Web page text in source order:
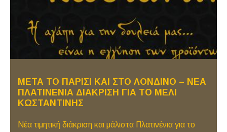
ΜΕΤΆ ΤΟ ΠΑΡΊΣΙ ΚΑΙ ΣΤΟ ΛΟΝΔΊΝΟ – ΝΈΑ
ΠΛΑΤΙΝΈΝΙΑ ΔΙΆΚΡΙΣΗ ΓΙΑ ΤΟ ΜΈΛΙ
ΚΩΣΤΑΝΤΊΝΗΣ
Νέα τιμητική διάκριση και μάλιστα Πλατινένια για το